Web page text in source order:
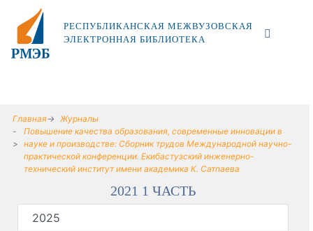
РЕСПУБЛИКАНСКАЯ МЕЖВУЗОВСКАЯ
ЭЛЕКТРОННАЯ БИБЛИОТЕКА
Главная
Журналы
Повышение качества образования, современные инновации в
науке и производстве: Сборник трудов Международной научно-
практической конференции. Екибастузский инженерно-
технический институт имени академика К. Сатпаева
2021 1 ЧАСТЬ
2025